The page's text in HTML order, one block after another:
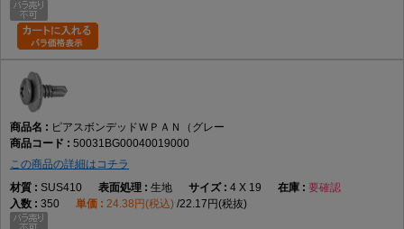
ピアスボンデッドＷＰＡＮ（グレー
50031BG00040019000
この商品の詳細はコチラ
SUS410
生地 4 X 19
要確認
350
24.38円(税込) 22.17円(税抜)